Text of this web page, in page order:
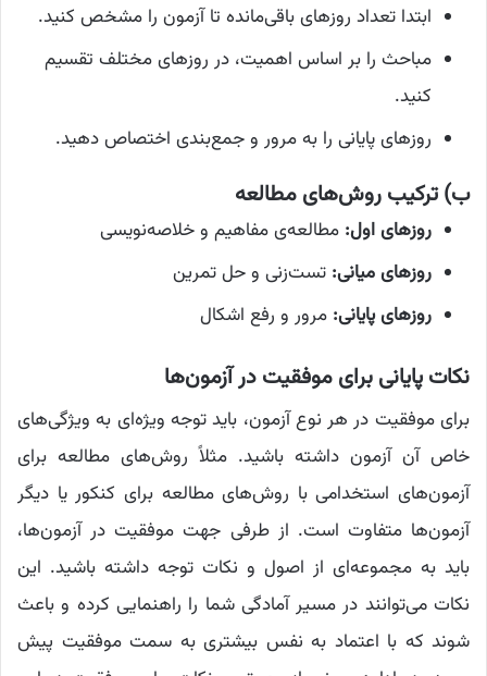
ابتدا تعداد روزهای باقی‌مانده تا آزمون را مشخص کنید.
مباحث را بر اساس اهمیت، در روزهای مختلف تقسیم
کنید.
روزهای پایانی را به مرور و جمع‌بندی اختصاص دهید.
ب) ترکیب روش‌های مطالعه
روزهای اول: مطالعه‌ی مفاهیم و خلاصه‌نویسی
روزهای میانی: تست‌زنی و حل تمرین
روزهای پایانی: مرور و رفع اشکال
نکات پایانی برای موفقیت در آزمون‌ها
برای موفقیت در هر نوع آزمون، باید توجه ویژه‌ای به ویژگی‌های
خاص آن آزمون داشته باشید. مثلاً روش‌های مطالعه برای
آزمون‌های استخدامی با روش‌های مطالعه برای کنکور یا دیگر
آزمون‌ها متفاوت است. از طرفی جهت موفقیت در آزمون‌ها،
باید به مجموعه‌ای از اصول و نکات توجه داشته باشید. این
نکات می‌توانند در مسیر آمادگی شما را راهنمایی کرده و باعث
شوند که با اعتماد به نفس بیشتری به سمت موفقیت پیش